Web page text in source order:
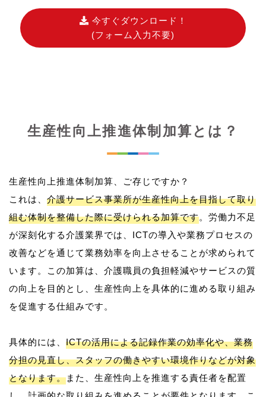
今すぐダウンロード！
(フォーム入力不要)
生産性向上推進体制加算とは？
生産性向上推進体制加算、ご存じですか？
これは、 介護サービス事業所が生産性向上を目指して取り
組む体制を整備した際に受けられる加算です。労働力不足
が深刻化する介護業界では、ICTの導入や業務プロセスの
改善などを通じて業務効率を向上させることが求められて
います。この加算は、介護職員の負担軽減やサービスの質
の向上を目的とし、生産性向上を具体的に進める取り組み
を促進する仕組みです。
具体的には、 ICTの活用による記録作業の効率化や、業務
分担の見直し、スタッフの働きやすい環境作りなどが対象
となります。また、生産性向上を推進する責任者を配置